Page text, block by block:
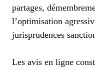
partages,
l’optimisation
jurisprudences
Les avis en ligne